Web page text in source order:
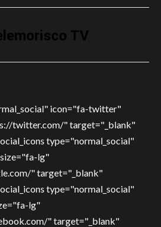
TV
icon="fa-twitter"
twitter.com/" target="_blank"
type="normal_social"
lg"
" target="_blank"
type="normal_social"
lg"
" target="_blank"